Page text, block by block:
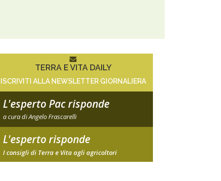
TERRA E VITA DAILY
ISCRIVITI ALLA NEWSLETTER GIORNALIERA
L'esperto Pac risponde
a cura di Angelo Frascarelli
L'esperto risponde
I consigli di Terra e Vita agli agricoltori